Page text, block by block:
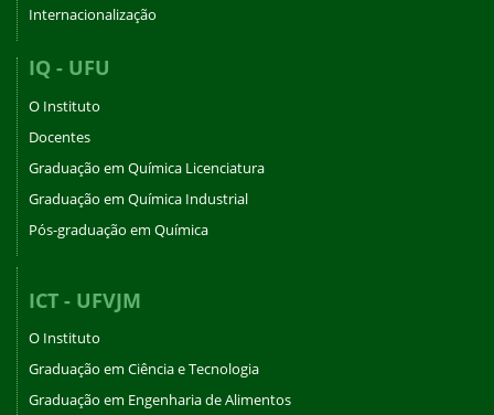
Internacionalização
IQ - UFU
O Instituto
Docentes
Graduação em Química Licenciatura
Graduação em Química Industrial
Pós-graduação em Química
ICT - UFVJM
O Instituto
Graduação em Ciência e Tecnologia
Graduação em Engenharia de Alimentos